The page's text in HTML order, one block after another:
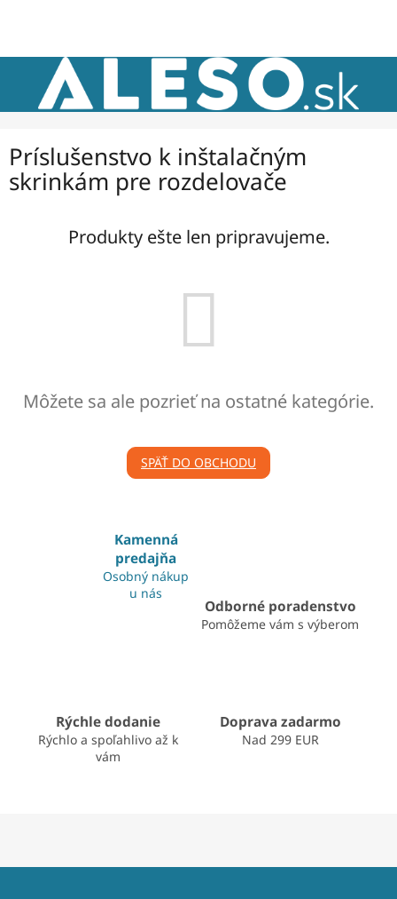
Príslušenstvo k inštalačným
skrinkám pre rozdelovače
Produkty ešte len pripravujeme.
Môžete sa ale pozrieť na ostatné kategórie.
SPÄŤ DO OBCHODU
Kamenná
predajňa
Osobný nákup
u nás
Odborné poradenstvo
Pomôžeme vám s výberom
Rýchle dodanie
Rýchlo a spoľahlivo až k
vám
Doprava zadarmo
Nad 299 EUR